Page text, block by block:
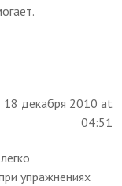
18 декабря 2010 at
04:51
упражнениях